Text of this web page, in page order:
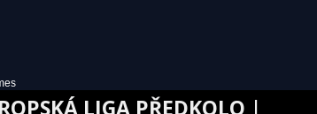
LIGA PŘEDKOLO |